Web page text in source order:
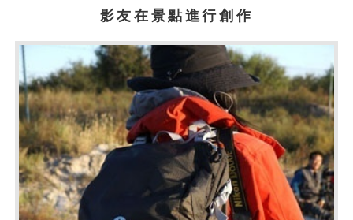
影友在景點進行創作